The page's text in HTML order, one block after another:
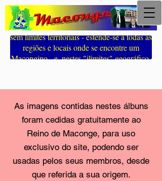
em Sá da Bandeira, Lubango, Angola,
MACONGE é um Reino Ideal, de Lenda,
de Sonho, de Fantasia e de Fraternidade,
sem limites territoriais - estende-se a todas as
regiões e locais onde se encontre um
Macongino - e, nestes "ilimites" geográfico-
Saudade de todos os seus súbditos".
[Constituição do Reino 1999]
As imagens contidas nestes álbuns
foram cedidas gratuitamente ao
Reino de Maconge, para uso
exclusivo do site, podendo ser
usadas pelos seus membros, desde
que referida a sua origem.